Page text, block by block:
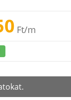
Ft/m